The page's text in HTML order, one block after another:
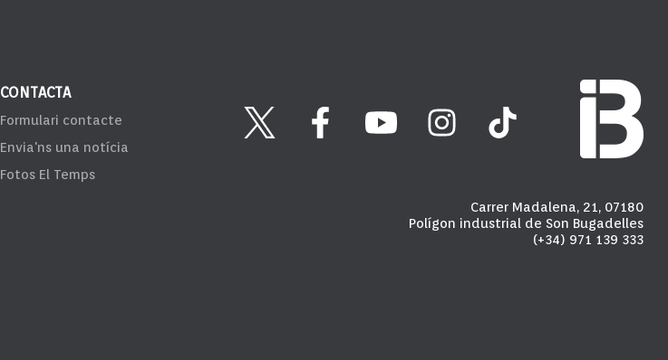
CONTACTA
Formulari contacte
Envia'ns una notícia
Fotos El Temps
Carrer Madalena, 21, 07180
Polígon industrial de Son Bugadelles
(+34) 971 139 333